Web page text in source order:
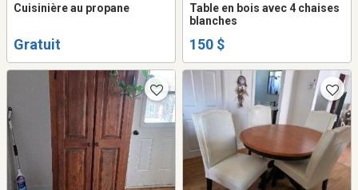
Cuisinière au propane
Gratuit
Table en bois avec 4 chaises
blanches
150 $